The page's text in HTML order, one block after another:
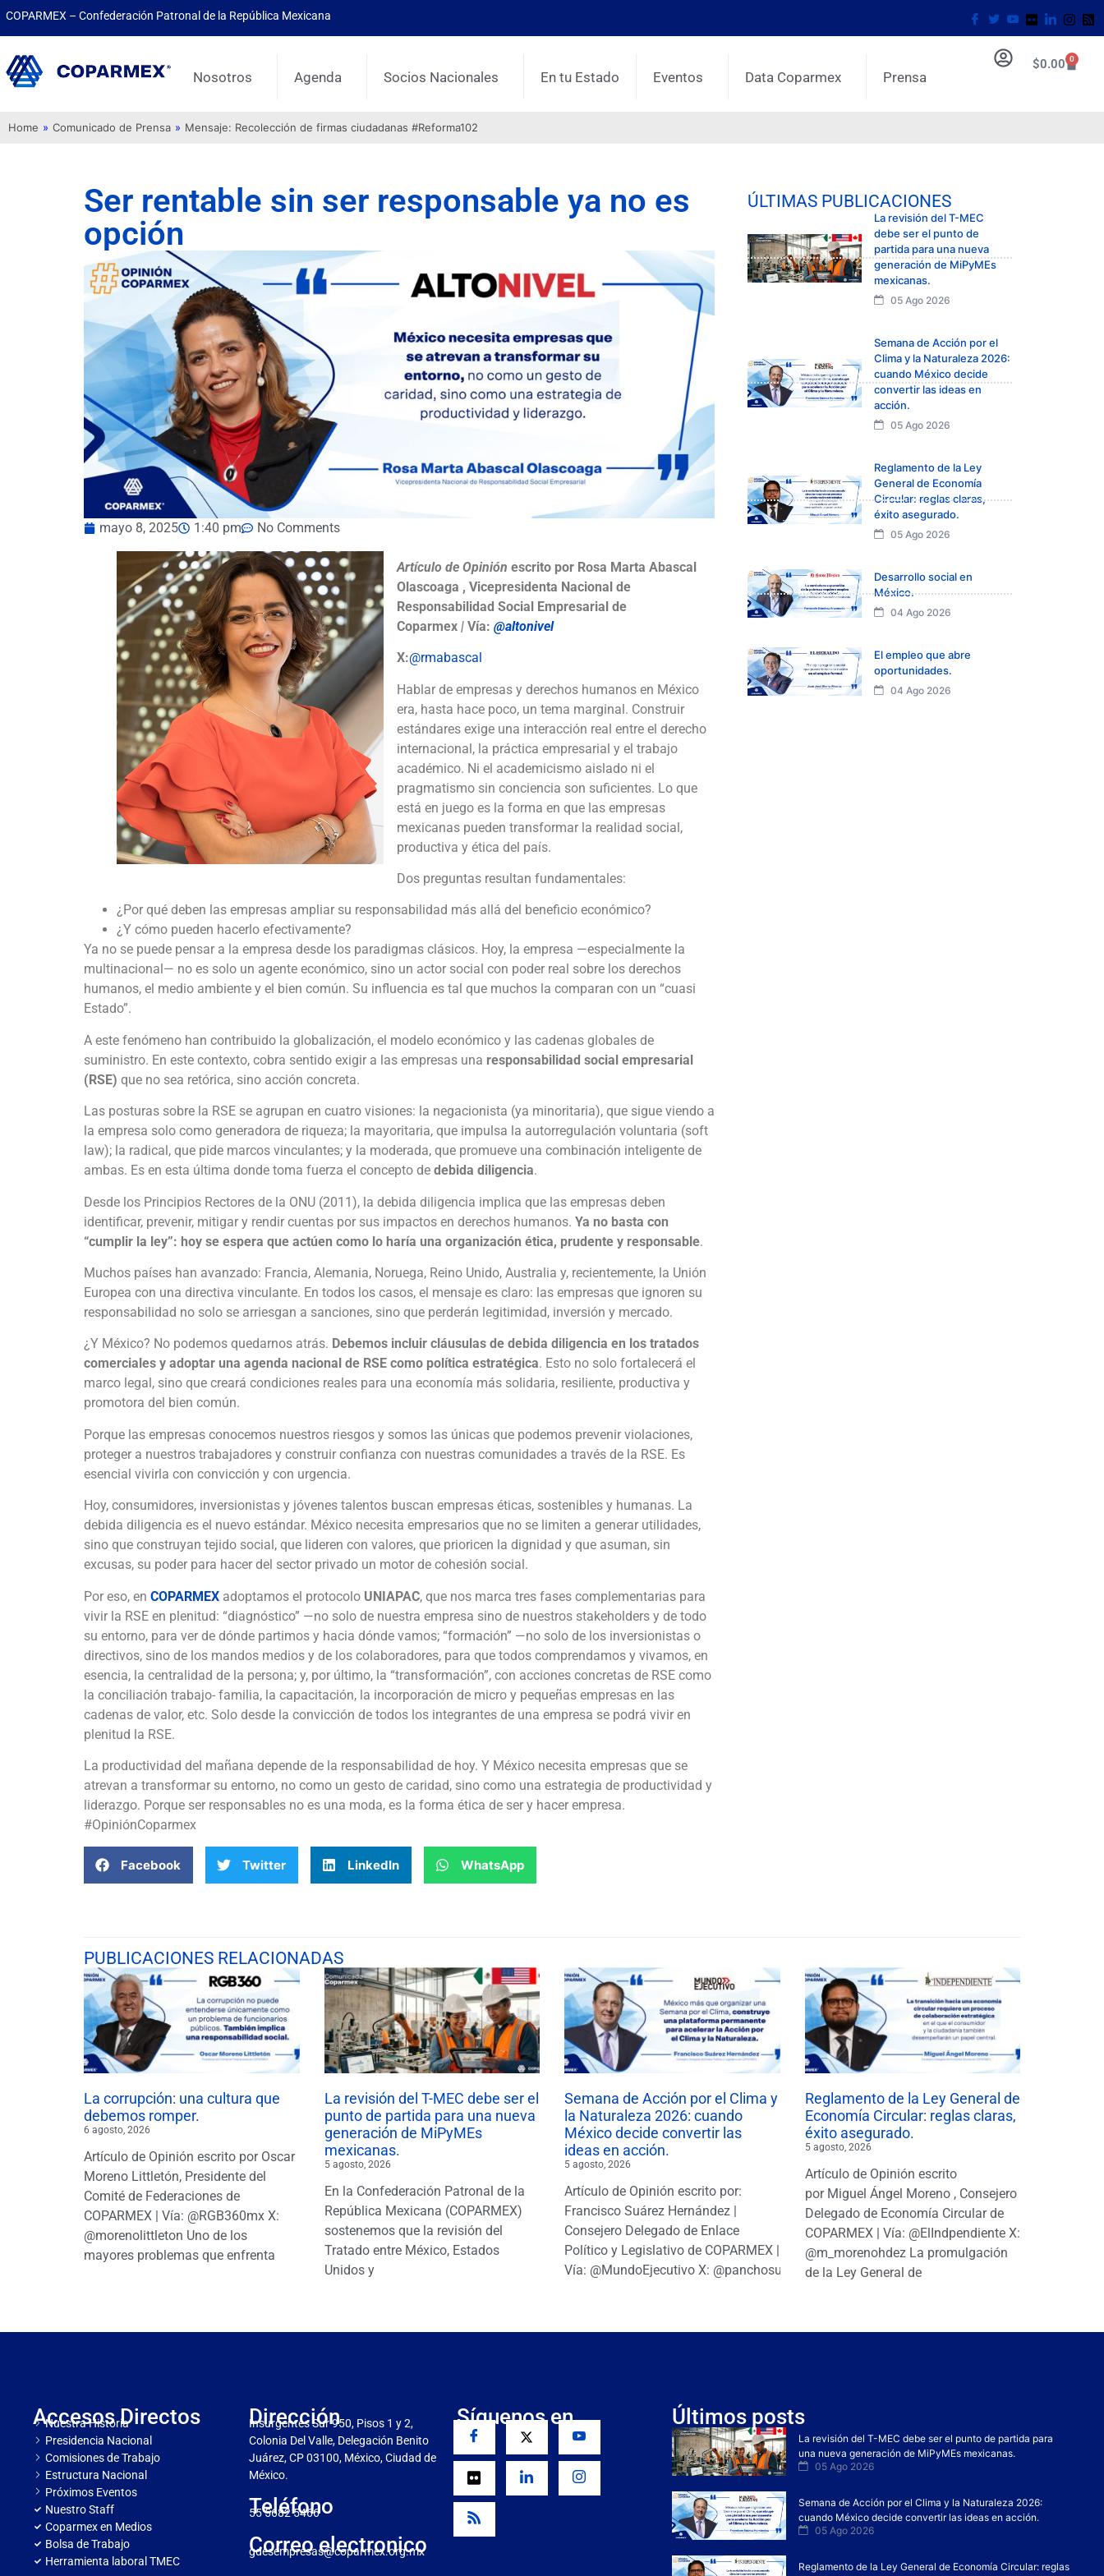
COPARMEX – Confederación Patronal de la República Mexicana
Nosotros Agenda Socios Nacionales En tu Estado Eventos Data Coparmex Prensa
$0.00 0
Home » Comunicado de Prensa » Mensaje: Recolección de firmas ciudadanas #Reforma102
Ser rentable sin ser responsable ya no es
opción
mayo 8, 2025 1:40 pm No Comments
Artículo de Opinión escrito por Rosa Marta Abascal
Olascoaga , Vicepresidenta Nacional de
Responsabilidad Social Empresarial de
Coparmex | Vía: @altonivel
X:@rmabascal
Hablar de empresas y derechos humanos en México
era, hasta hace poco, un tema marginal. Construir
estándares exige una interacción real entre el derecho
internacional, la práctica empresarial y el trabajo
académico. Ni el academicismo aislado ni el
pragmatismo sin conciencia son suficientes. Lo que
está en juego es la forma en que las empresas
mexicanas pueden transformar la realidad social,
productiva y ética del país.
Dos preguntas resultan fundamentales:
¿Por qué deben las empresas ampliar su responsabilidad más allá del beneficio económico?
¿Y cómo pueden hacerlo efectivamente?
Ya no se puede pensar a la empresa desde los paradigmas clásicos. Hoy, la empresa —especialmente la
multinacional— no es solo un agente económico, sino un actor social con poder real sobre los derechos
humanos, el medio ambiente y el bien común. Su influencia es tal que muchos la comparan con un “cuasi
Estado”.
A este fenómeno han contribuido la globalización, el modelo económico y las cadenas globales de
suministro. En este contexto, cobra sentido exigir a las empresas una responsabilidad social empresarial
(RSE) que no sea retórica, sino acción concreta.
Las posturas sobre la RSE se agrupan en cuatro visiones: la negacionista (ya minoritaria), que sigue viendo a
la empresa solo como generadora de riqueza; la mayoritaria, que impulsa la autorregulación voluntaria (soft
law); la radical, que pide marcos vinculantes; y la moderada, que promueve una combinación inteligente de
ambas. Es en esta última donde toma fuerza el concepto de debida diligencia.
Desde los Principios Rectores de la ONU (2011), la debida diligencia implica que las empresas deben
identificar, prevenir, mitigar y rendir cuentas por sus impactos en derechos humanos. Ya no basta con
“cumplir la ley”: hoy se espera que actúen como lo haría una organización ética, prudente y responsable.
Muchos países han avanzado: Francia, Alemania, Noruega, Reino Unido, Australia y, recientemente, la Unión
Europea con una directiva vinculante. En todos los casos, el mensaje es claro: las empresas que ignoren su
responsabilidad no solo se arriesgan a sanciones, sino que perderán legitimidad, inversión y mercado.
¿Y México? No podemos quedarnos atrás. Debemos incluir cláusulas de debida diligencia en los tratados
comerciales y adoptar una agenda nacional de RSE como política estratégica. Esto no solo fortalecerá el
marco legal, sino que creará condiciones reales para una economía más solidaria, resiliente, productiva y
promotora del bien común.
Porque las empresas conocemos nuestros riesgos y somos las únicas que podemos prevenir violaciones,
proteger a nuestros trabajadores y construir confianza con nuestras comunidades a través de la RSE. Es
esencial vivirla con convicción y con urgencia.
Hoy, consumidores, inversionistas y jóvenes talentos buscan empresas éticas, sostenibles y humanas. La
debida diligencia es el nuevo estándar. México necesita empresarios que no se limiten a generar utilidades,
sino que construyan tejido social, que lideren con valores, que prioricen la dignidad y que asuman, sin
excusas, su poder para hacer del sector privado un motor de cohesión social.
Por eso, en COPARMEX adoptamos el protocolo UNIAPAC, que nos marca tres fases complementarias para
vivir la RSE en plenitud: “diagnóstico” —no solo de nuestra empresa sino de nuestros stakeholders y de todo
su entorno, para ver de dónde partimos y hacia dónde vamos; “formación” —no solo de los inversionistas o
directivos, sino de los mandos medios y de los colaboradores, para que todos comprendamos y vivamos, en
esencia, la centralidad de la persona; y, por último, la “transformación”, con acciones concretas de RSE como
la conciliación trabajo- familia, la capacitación, la incorporación de micro y pequeñas empresas en las
cadenas de valor, etc. Solo desde la convicción de todos los integrantes de una empresa se podrá vivir en
plenitud la RSE.
La productividad del mañana depende de la responsabilidad de hoy. Y México necesita empresas que se
atrevan a transformar su entorno, no como un gesto de caridad, sino como una estrategia de productividad y
liderazgo. Porque ser responsables no es una moda, es la forma ética de ser y hacer empresa.
#OpiniónCoparmex
Facebook Twitter LinkedIn WhatsApp
ÚLTIMAS PUBLICACIONES
La revisión del T-MEC
debe ser el punto de
partida para una nueva
generación de MiPyMEs
mexicanas.
05 Ago 2026
Semana de Acción por el
Clima y la Naturaleza 2026:
cuando México decide
convertir las ideas en
acción.
05 Ago 2026
Reglamento de la Ley
General de Economía
Circular: reglas claras,
éxito asegurado.
05 Ago 2026
Desarrollo social en
México.
04 Ago 2026
El empleo que abre
oportunidades.
04 Ago 2026
PUBLICACIONES RELACIONADAS
La corrupción: una cultura que
debemos romper.
6 agosto, 2026
Artículo de Opinión escrito por Oscar
Moreno Littletón, Presidente del
Comité de Federaciones de
COPARMEX | Vía: @RGB360mx X:
@morenolittleton Uno de los
mayores problemas que enfrenta
La revisión del T-MEC debe ser el
punto de partida para una nueva
generación de MiPyMEs
mexicanas.
5 agosto, 2026
En la Confederación Patronal de la
República Mexicana (COPARMEX)
sostenemos que la revisión del
Tratado entre México, Estados
Unidos y
Semana de Acción por el Clima y
la Naturaleza 2026: cuando
México decide convertir las
ideas en acción.
5 agosto, 2026
Artículo de Opinión escrito por:
Francisco Suárez Hernández |
Consejero Delegado de Enlace
Político y Legislativo de COPARMEX |
Vía: @MundoEjecutivo X: @panchosuarezh
Reglamento de la Ley General de
Economía Circular: reglas claras,
éxito asegurado.
5 agosto, 2026
Artículo de Opinión escrito
por Miguel Ángel Moreno , Consejero
Delegado de Economía Circular de
COPARMEX | Vía: @ElIndpendiente X:
@m_morenohdez La promulgación
de la Ley General de
Accesos Directos
Nuestra Historia
Presidencia Nacional
Comisiones de Trabajo
Estructura Nacional
Próximos Eventos
Nuestro Staff
Coparmex en Medios
Bolsa de Trabajo
Herramienta laboral TMEC
Dirección
Insurgentes Sur 950, Pisos 1 y 2,
Colonia Del Valle, Delegación Benito
Juárez, CP 03100, México, Ciudad de
México.
Teléfono
55 5682 5466
Correo electronico
gdesempresas@coparmex.org.mx
Síguenos en Últimos posts
La revisión del T-MEC debe ser el punto de partida para
una nueva generación de MiPyMEs mexicanas.
05 Ago 2026
Semana de Acción por el Clima y la Naturaleza 2026:
cuando México decide convertir las ideas en acción.
05 Ago 2026
Reglamento de la Ley General de Economía Circular: reglas